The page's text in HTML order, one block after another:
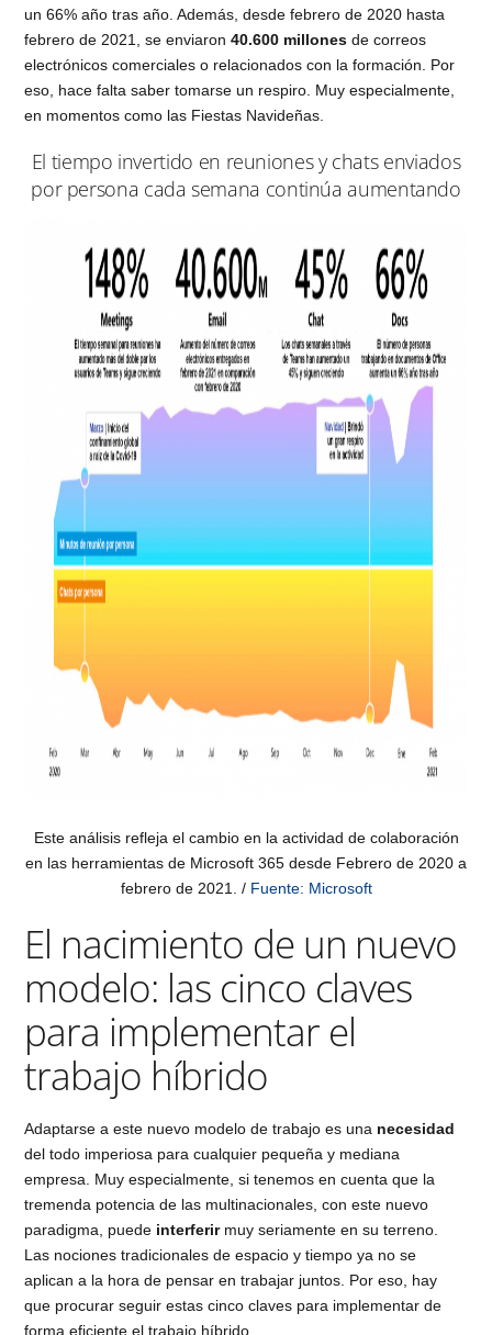
un 66% año tras año. Además, desde febrero de 2020 hasta
febrero de 2021, se enviaron40.600 millones de correos
electrónicos comerciales o relacionados con la formación. Por
eso, hace falta saber tomarse un respiro. Muy especialmente,
en momentos como las Fiestas Navideñas.
El tiempo invertido en reuniones y chats enviados
por persona cada semana continúa aumentando
Este análisis refleja el cambio en la actividad de colaboración
en las herramientas de Microsoft 365 desde Febrero de 2020 a
febrero de 2021. /Fuente: Microsoft
El nacimiento de un nuevo
modelo: las cinco claves
para implementar el
trabajo híbrido
Adaptarse a este nuevo modelo de trabajo es una necesidad
del todo imperiosa para cualquier pequeña y mediana
empresa. Muy especialmente, si tenemos en cuenta que la
tremenda potencia de las multinacionales, con este nuevo
paradigma, puede interferir muy seriamente en su terreno.
Las nociones tradicionales de espacio y tiempo ya no se
aplican a la hora de pensar en trabajar juntos. Por eso, hay
que procurar seguir estas cinco claves para implementar de
forma eficiente el trabajo híbrido.